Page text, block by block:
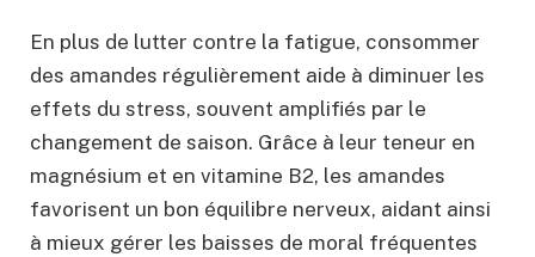
En plus de lutter contre la fatigue, consommer
des amandes régulièrement aide à diminuer les
effets du stress, souvent amplifiés par le
changement de saison. Grâce à leur teneur en
magnésium et en vitamine B2, les amandes
favorisent un bon équilibre nerveux, aidant ainsi
à mieux gérer les baisses de moral fréquentes